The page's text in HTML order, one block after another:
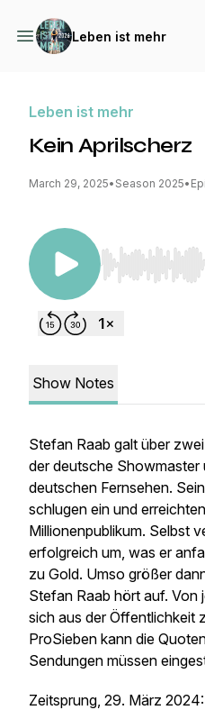
Leben ist mehr
Leben ist mehr
Kein Aprilscherz
March 29, 2025• Season 2025•
Use Left/Right
Show Notes
Stefan Raab galt über
der deutsche Showmaster
deutschen Fernsehen.
schlugen ein und
Millionenpublikum. Selbst
erfolgreich um, was er
zu Gold. Umso größer
Stefan Raab hört auf. Von
sich aus der Öffentlichkeit
ProSieben kann die
Sendungen müssen
Zeitsprung, 29. März